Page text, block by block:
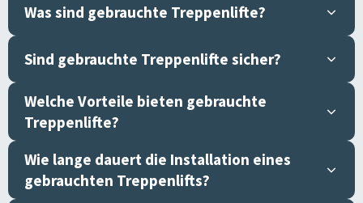
Was sind gebrauchte Treppenlifte?
Sind gebrauchte Treppenlifte sicher?
Welche Vorteile bieten gebrauchte
Treppenlifte?
Wie lange dauert die Installation eines
gebrauchten Treppenlifts?